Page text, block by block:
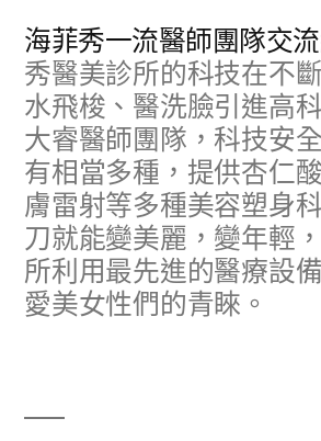
海菲秀一流醫師團隊交
秀醫美診所的科技在不
水飛梭、醫洗臉引進高
大睿醫師團隊，科技安
有相當多種，提供杏仁
膚雷射等多種美容塑身
刀就能變美麗，變年輕
所利用最先進的醫療設
愛美女性們的青睞。